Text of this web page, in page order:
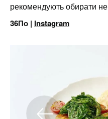
рекомендують обирати не
36По | Instagram